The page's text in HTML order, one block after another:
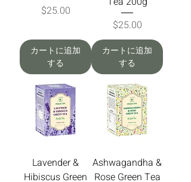
価格
$25.00
カートに追加
する
価格
$25.00
カートに追加
する
Lavender &
Hibiscus Green
Ashwagandha &
Rose Green Tea